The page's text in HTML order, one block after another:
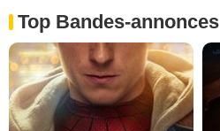
Top Bandes-annonces